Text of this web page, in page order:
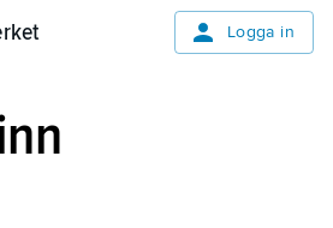
Logga in